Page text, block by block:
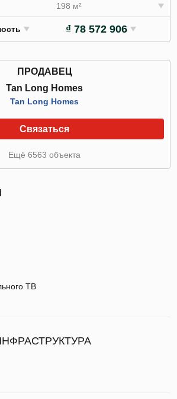
198 м²
₫ 78 572 906
ПРОДАВЕЦ
Tan Long Homes
Tan Long Homes
Связаться
Ещё 6563 объекта
ТВ